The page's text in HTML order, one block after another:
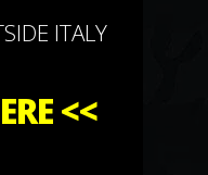
ITALY
<<